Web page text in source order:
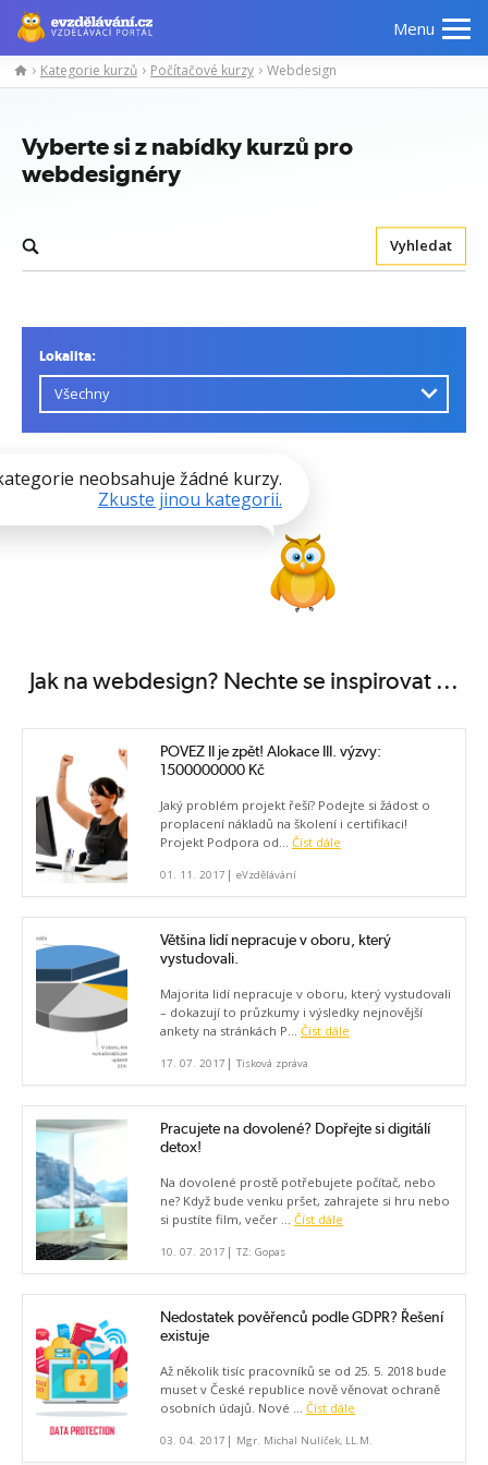
Menu
Kategorie kurzů Počítačové kurzy Webdesign
Vyberte si z nabídky kurzů pro
webdesignéry
Vyhledat
Lokalita:
neobsahuje žádné kurzy.
Zkuste jinou kategorii.
Jak na webdesign? Nechte se inspirovat ...
POVEZ II je zpět! Alokace III. výzvy:
1500000000 Kč
Jaký problém projekt řeší? Podejte si žádost o
proplacení nákladů na školení i certifikaci!
Projekt Podpora od... Číst dále
01. 11. 2017 | eVzdělávání
Většina lidí nepracuje v oboru, který
vystudovali.
Majorita lidí nepracuje v oboru, který vystudovali
– dokazují to průzkumy i výsledky nejnovější
ankety na stránkách P... Číst dále
17. 07. 2017 | Tisková zpráva
Pracujete na dovolené? Dopřejte si digitálí
detox!
Na dovolené prostě potřebujete počítač, nebo
ne? Když bude venku pršet, zahrajete si hru nebo
si pustíte film, večer ... Číst dále
10. 07. 2017 | TZ: Gopas
Nedostatek pověřenců podle GDPR? Řešení
existuje
Až několik tisíc pracovníků se od 25. 5. 2018 bude
muset v České republice nově věnovat ochraně
osobních údajů. Nové ... Číst dále
03. 04. 2017 | Mgr. Michal Nulíček, LL.M.